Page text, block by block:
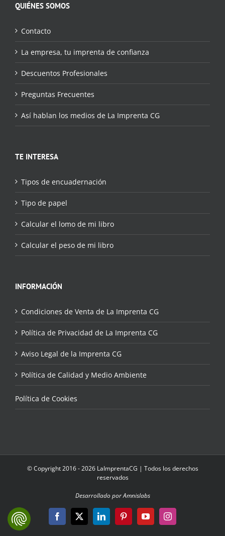
QUIÉNES SOMOS
Contacto
La empresa, tu imprenta de confianza
Descuentos Profesionales
Preguntas Frecuentes
Así hablan los medios de La Imprenta CG
TE INTERESA
Tipos de encuadernación
Tipo de papel
Calcular el lomo de mi libro
Calcular el peso de mi libro
INFORMACIÓN
Condiciones de Venta de La Imprenta CG
Política de Privacidad de La Imprenta CG
Aviso Legal de la Imprenta CG
Política de Calidad y Medio Ambiente
Política de Cookies
© Copyright 2016 - 2026 LaImprentaCG | Todos los derechos
reservados
Desarrollado por Amnislabs
Facebook
X LinkedInPinterestYouTubeInstagram